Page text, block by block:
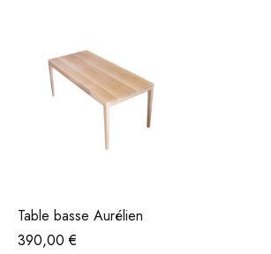
Table basse Aurélien
390,00€